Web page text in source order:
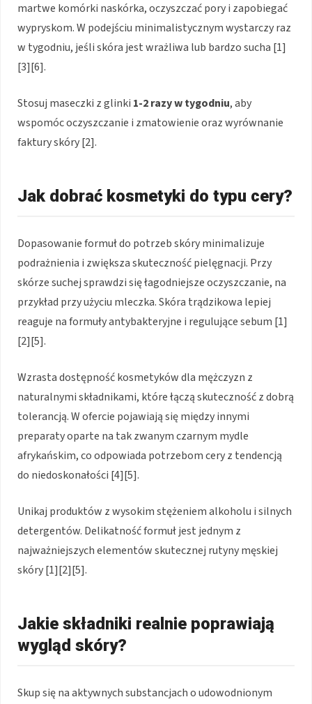
martwe komórki naskórka, oczyszczać pory i zapobiegać
wypryskom. W podejściu minimalistycznym wystarczy raz
w tygodniu, jeśli skóra jest wrażliwa lub bardzo sucha [1]
[3][6].
Stosuj maseczki z glinki 1-2 razy w tygodniu, aby
wspomóc oczyszczanie i zmatowienie oraz wyrównanie
faktury skóry [2].
Jak dobrać kosmetyki do typu cery?
Dopasowanie formuł do potrzeb skóry minimalizuje
podrażnienia i zwiększa skuteczność pielęgnacji. Przy
skórze suchej sprawdzi się łagodniejsze oczyszczanie, na
przykład przy użyciu mleczka. Skóra trądzikowa lepiej
reaguje na formuły antybakteryjne i regulujące sebum [1]
[2][5].
Wzrasta dostępność kosmetyków dla mężczyzn z
naturalnymi składnikami, które łączą skuteczność z dobrą
tolerancją. W ofercie pojawiają się między innymi
preparaty oparte na tak zwanym czarnym mydle
afrykańskim, co odpowiada potrzebom cery z tendencją
do niedoskonałości [4][5].
Unikaj produktów z wysokim stężeniem alkoholu i silnych
detergentów. Delikatność formuł jest jednym z
najważniejszych elementów skutecznej rutyny męskiej
skóry [1][2][5].
Jakie składniki realnie poprawiają
wygląd skóry?
Skup się na aktywnych substancjach o udowodnionym